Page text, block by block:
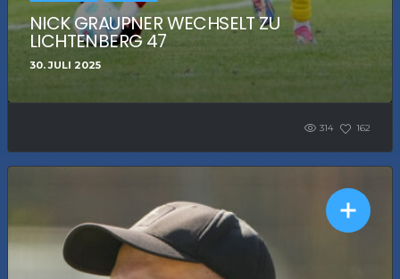
NICK GRAUPNER WECHSELT ZU
LICHTENBERG 47
30. JULI 2025
314 162